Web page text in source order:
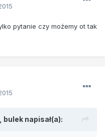
pytanie czy możemy ot tak
bulek napisał(a):